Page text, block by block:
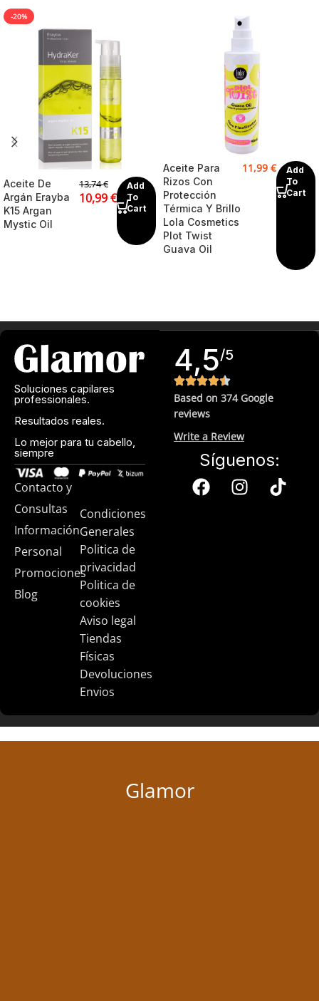
-20%
Aceite De
Argán Erayba
K15 Argan
Mystic Oil
13,74€
10,99€
Add
To
Cart
Aceite Para
Rizos Con
Protección
Térmica Y Brillo
Lola Cosmetics
Plot Twist
Guava Oil
11,99 €
Add
To
Cart
Soluciones capilares
professionales.
Resultados reales.
Lo mejor para tu cabello,
siempre
Contacto y
Consultas
Información
Personal
Promociones
Blog
Condiciones
Generales
Politica de
privacidad
Politica de
cookies
Aviso legal
Tiendas
Físicas
Devoluciones
Envios
4,5/5
Based on 374 Google
reviews
Write a Review
Síguenos:
Glamor